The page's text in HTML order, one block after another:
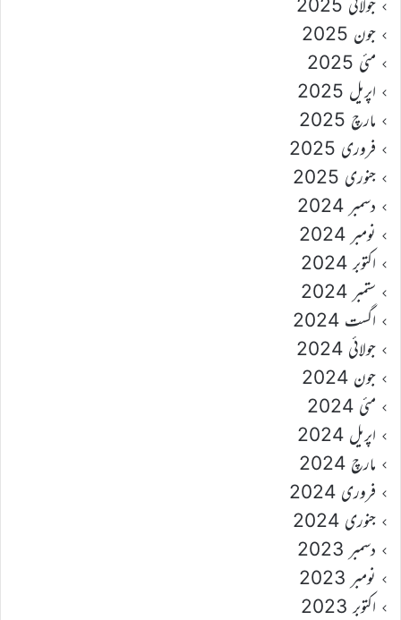
جولائی 2025
جون 2025
مئی 2025
اپریل 2025
مارچ 2025
فروری 2025
جنوری 2025
دسمبر 2024
نومبر 2024
اکتوبر 2024
ستمبر 2024
اگست 2024
جولائی 2024
جون 2024
مئی 2024
اپریل 2024
مارچ 2024
فروری 2024
جنوری 2024
دسمبر 2023
نومبر 2023
اکتوبر 2023